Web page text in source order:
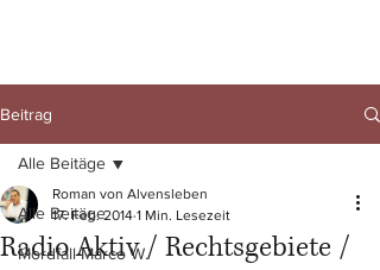
Beitrag
Alle Beitäge
Mordfall Marco W.
Alle Beitäge
Radio Aktiv / Rechtsgebiete /
Roman von Alvensleben
17. Feb. 2014 1 Min. Lesezeit